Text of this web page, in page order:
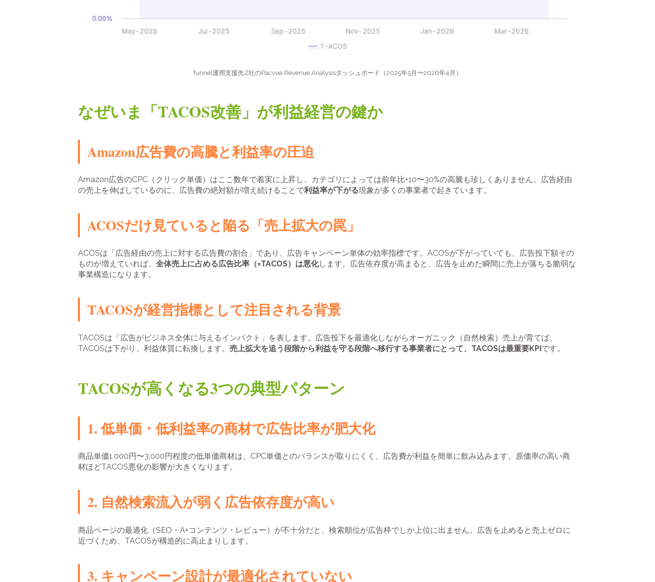
funnel運用支援先Z社のPacvue Revenue Analysisダッシュボード（2025年5月〜2026年4月）
なぜいま「TACOS改善」が利益経営の鍵か
Amazon広告費の高騰と利益率の圧迫
Amazon広告のCPC（クリック単価）はここ数年で着実に上昇し、カテゴリによっては前年比+10〜30%の高騰も珍しくありません。広告経由
の売上を伸ばしているのに、広告費の絶対額が増え続けることで利益率が下がる現象が多くの事業者で起きています。
ACOSだけ見ていると陥る「売上拡大の罠」
ACOSは「広告経由の売上に対する広告費の割合」であり、広告キャンペーン単体の効率指標です。ACOSが下がっていても、広告投下額その
ものが増えていれば、 全体売上に占める広告比率（=TACOS）は悪化します。広告依存度が高まると、広告を止めた瞬間に売上が落ちる脆弱な
事業構造になります。
TACOSが経営指標として注目される背景
TACOSは「広告がビジネス全体に与えるインパクト」を表します。広告投下を最適化しながらオーガニック（自然検索）売上が育てば、
TACOSは下がり、利益体質に転換します。 売上拡大を追う段階から利益を守る段階へ移行する事業者にとって、TACOSは最重要KPIです。
TACOSが高くなる3つの典型パターン
1. 低単価・低利益率の商材で広告比率が肥大化
商品単価1,000円〜3,000円程度の低単価商材は、CPC単価とのバランスが取りにくく、広告費が利益を簡単に飲み込みます。原価率の高い商
材ほどTACOS悪化の影響が大きくなります。
2. 自然検索流入が弱く広告依存度が高い
商品ページの最適化（SEO・A+コンテンツ・レビュー）が不十分だと、検索順位が広告枠でしか上位に出ません。広告を止めると売上ゼロに
近づくため、TACOSが構造的に高止まりします。
3. キャンペーン設計が最適化されていない